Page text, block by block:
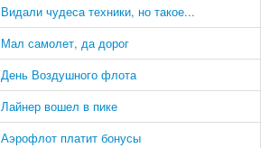
Видали чудеса техники, но такое...
Мал самолет, да дорог
День Воздушного флота
Лайнер вошел в пике
Аэрофлот платит бонусы